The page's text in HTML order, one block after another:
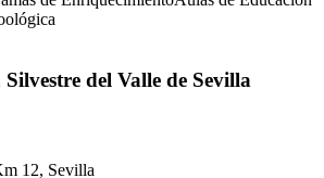
del Valle de Sevilla
12, Sevilla